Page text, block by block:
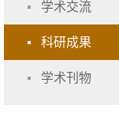
学术交流
科研成果
学术刊物